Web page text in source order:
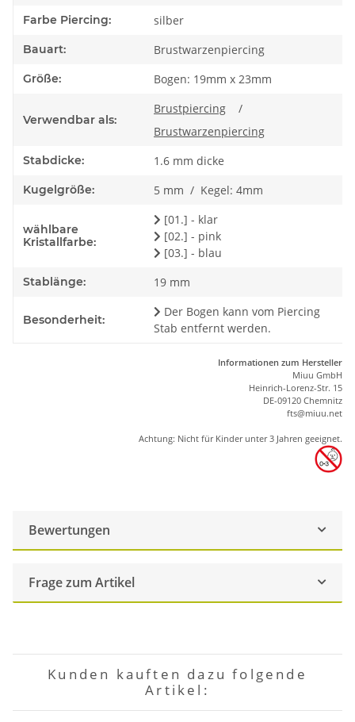
Farbe Piercing: silber
Bauart: Brustwarzenpiercing
Größe: Bogen: 19mm x 23mm
Verwendbar als:
Brustpiercing
/
Brustwarzenpiercing
Stabdicke: 1.6 mm dicke
Kugelgröße: 5 mm / Kegel: 4mm
wählbare
Kristallfarbe:
[01.] - klar
[02.] - pink
[03.] - blau
Stablänge: 19 mm
Besonderheit:
Der Bogen kann vom Piercing
Stab entfernt werden.
Informationen zum Hersteller
Miuu GmbH
Heinrich-Lorenz-Str. 15
DE-09120 Chemnitz
fts@miuu.net
Achtung: Nicht für Kinder unter 3 Jahren geeignet.
Bewertungen
Frage zum Artikel
Kunden kauften dazu folgende
Artikel: